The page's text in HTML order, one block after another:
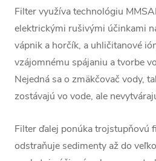
Filter využíva technológiu
elektrickými rušivými účinkami
vápnik a horčík, a uhličitanové
vzájomnému spájaniu a tvorbe
Nejedná sa o zmäkčovač vody,
zostávajú vo vode, ale
Filter ďalej ponúka trojstupňovú
odstraňuje sedimenty až do